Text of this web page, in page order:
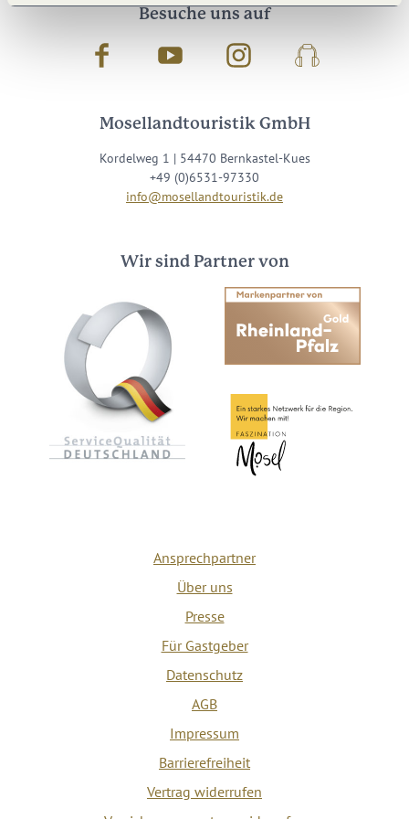
Besuche uns auf
Facebook Youtube InstagramPodcast
Mosellandtouristik GmbH
Kordelweg 1 | 54470 Bernkastel-Kues
+49 (0)6531-97330
info@mosellandtouristik.de
Wir sind Partner von
Ansprechpartner
Über uns
Presse
Für Gastgeber
Datenschutz
AGB
Impressum
Barrierefreiheit
Vertrag widerrufen